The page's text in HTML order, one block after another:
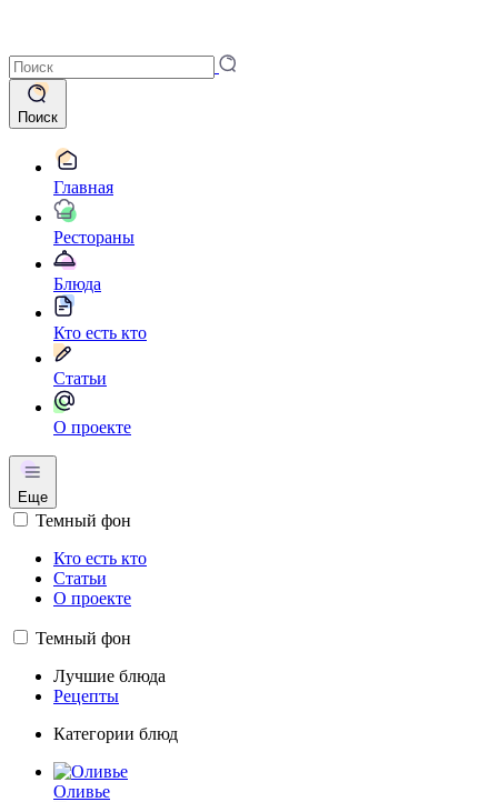
Поиск
Главная
Рестораны
Блюда
Кто есть кто
Статьи
О проекте
Еще
Темный фон
Кто есть кто
Статьи
О проекте
Темный фон
Лучшие блюда
Рецепты
Категории блюд
Оливье